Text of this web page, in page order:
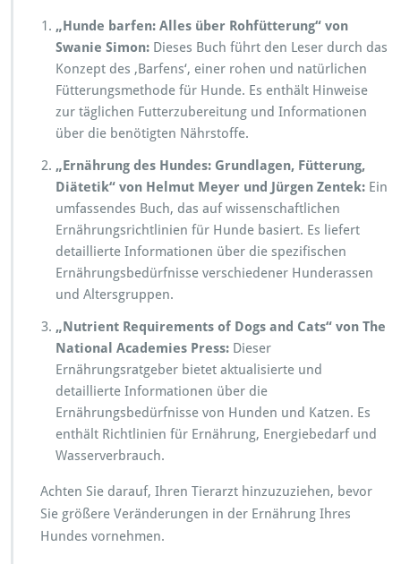
„Hunde barfen: Alles über Rohfütterung“ von
Swanie Simon: Dieses Buch führt den Leser durch das
Konzept des ‚Barfens‘, einer rohen und natürlichen
Fütterungsmethode für Hunde. Es enthält Hinweise
zur täglichen Futterzubereitung und Informationen
über die benötigten Nährstoffe.
„Ernährung des Hundes: Grundlagen, Fütterung,
Diätetik“ von Helmut Meyer und Jürgen Zentek: Ein
umfassendes Buch, das auf wissenschaftlichen
Ernährungsrichtlinien für Hunde basiert. Es liefert
detaillierte Informationen über die spezifischen
Ernährungsbedürfnisse verschiedener Hunderassen
und Altersgruppen.
„Nutrient Requirements of Dogs and Cats“ von The
National Academies Press: Dieser
Ernährungsratgeber bietet aktualisierte und
detaillierte Informationen über die
Ernährungsbedürfnisse von Hunden und Katzen. Es
enthält Richtlinien für Ernährung, Energiebedarf und
Wasserverbrauch.
Achten Sie darauf, Ihren Tierarzt hinzuzuziehen, bevor
Sie größere Veränderungen in der Ernährung Ihres
Hundes vornehmen.